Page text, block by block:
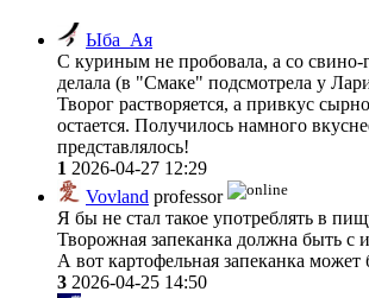
Ыба_Ая
С куриным не пробовала, а со свино-
делала (в "Смаке" подсмотрела у
Творог растворяется, а привкус
остается. Получилось намного
представлялось!
1 2026-04-27 12:29
Vovland professor
Я бы не стал такое употреблять в
Творожная запеканка должна быть с
А вот картофельная запеканка
3 2026-04-25 14:50